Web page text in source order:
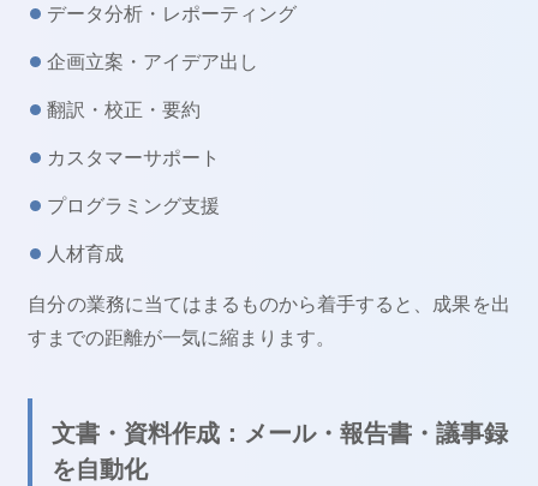
データ分析・レポーティング
企画立案・アイデア出し
翻訳・校正・要約
カスタマーサポート
プログラミング支援
人材育成
自分の業務に当てはまるものから着手すると、成果を出
すまでの距離が一気に縮まります。
文書・資料作成：メール・報告書・議事録
を自動化